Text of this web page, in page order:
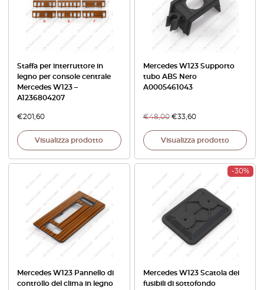
Staffa per interruttore in
legno per console centrale
Mercedes W123 –
A1236804207
€201,60
Visualizza prodotto
Mercedes W123 Supporto
tubo ABS Nero
A0005461043
€48,00 €33,60
Visualizza prodotto
Mercedes W123 Pannello di
controllo del clima in legno
-30%
Mercedes W123 Scatola dei
fusibili di sottofondo